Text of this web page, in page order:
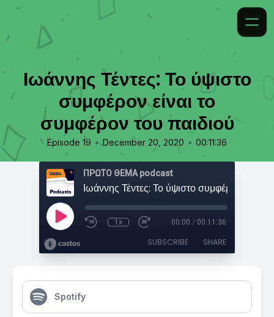
Ιωάννης Τέντες: Το ύψιστο
συμφέρον είναι το
συμφέρον του παιδιού
Episode 19 • December 20, 2020 • 00:11:36
ΠΡΩΤΟ ΘΕΜΑ podcast
1x 00:00 / 00:11:36
SUBSCRIBE SHARE
Spotify